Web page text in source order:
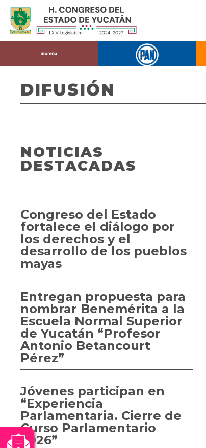
DIFUSIÓN
NOTICIAS
DESTACADAS
Congreso del Estado
fortalece el diálogo por
los derechos y el
desarrollo de los pueblos
mayas
Entregan propuesta para
nombrar Benemérita a la
Escuela Normal Superior
de Yucatán “Profesor
Antonio Betancourt
Pérez”
Jóvenes participan en
“Experiencia
Parlamentaria. Cierre de
Curso Parlamentario
2026”